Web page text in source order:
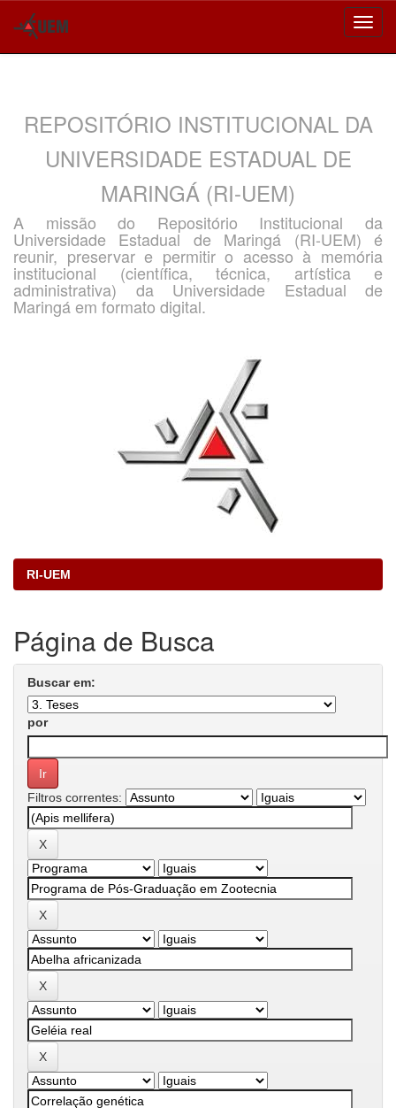
REPOSITÓRIO INSTITUCIONAL DA
UNIVERSIDADE ESTADUAL DE
MARINGÁ (RI-UEM)
A missão do Repositório Institucional da
Universidade Estadual de Maringá (RI-UEM) é
reunir, preservar e permitir o acesso à memória
institucional (científica, técnica, artística e
administrativa) da Universidade Estadual de
Maringá em formato digital.
RI-UEM
Página de Busca
Buscar em:
por
Filtros correntes: